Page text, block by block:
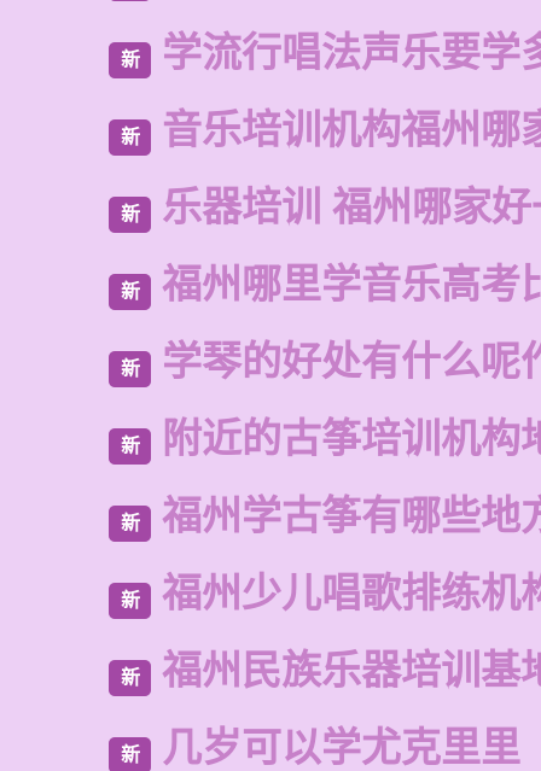
新 学流行唱法声乐要学
新 音乐培训机构福州哪
新 乐器培训 福州哪家
新 福州哪里学音乐高考
新 学琴的好处有什么呢
新 附近的古筝培训机构
新 福州学古筝有哪些地
新 福州少儿唱歌排练机
新 福州民族乐器培训基
新 几岁可以学尤克里里